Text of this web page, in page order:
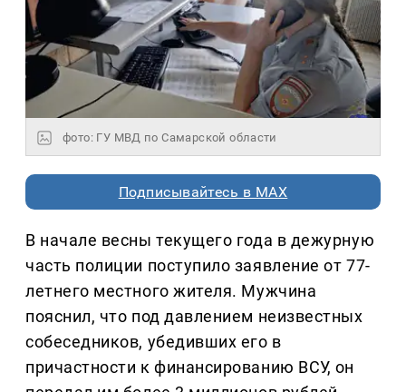
фото: ГУ МВД по Самарской области
Подписывайтесь в MAX
В начале весны текущего года в дежурную
часть полиции поступило заявление от 77-
летнего местного жителя. Мужчина
пояснил, что под давлением неизвестных
собеседников, убедивших его в
причастности к финансированию ВСУ, он